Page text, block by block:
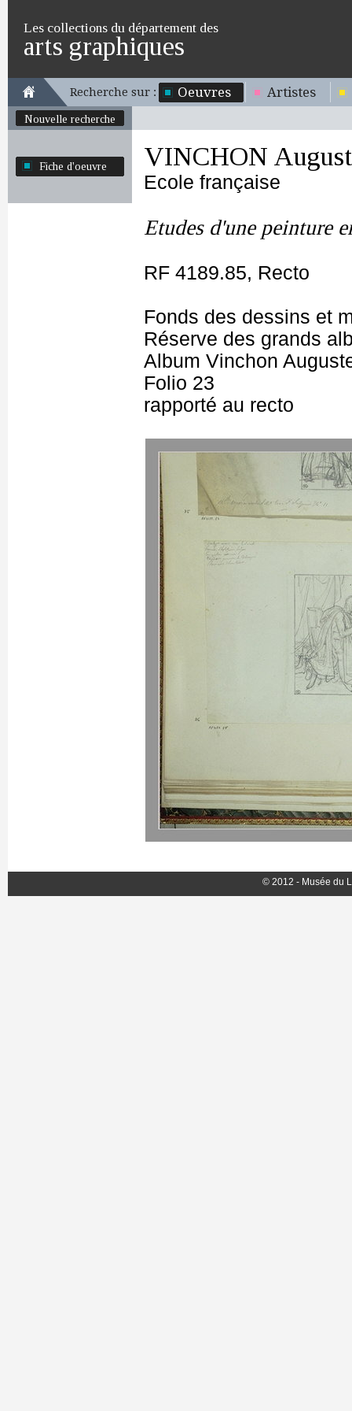
Les collections du département des
arts graphiques
Recherche sur : Oeuvres Artistes
Nouvelle recherche
Fiche d'oeuvre VINCHON
Ecole française
Etudes d'une peinture
RF 4189.85, Recto
Fonds des dessins et
Réserve des grands
Album Vinchon
Folio 23
rapporté au recto
© 2012 - Musée du